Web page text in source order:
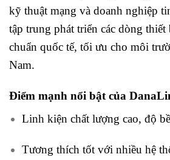
kỹ thuật mạng và doanh nghiệp
tập trung phát triển các dòng thiết
chuẩn quốc tế, tối ưu cho môi
Nam.
Điểm mạnh nổi bật của
Linh kiện chất lượng cao, độ
Tương thích tốt với nhiều hệ